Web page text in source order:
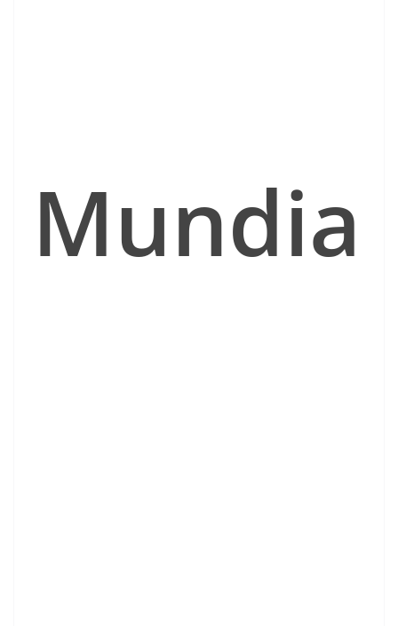
Mundia